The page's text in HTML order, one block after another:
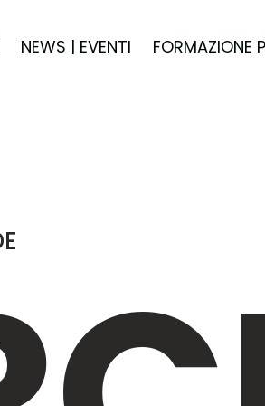
NEWS | EVENTI FORMAZIONE